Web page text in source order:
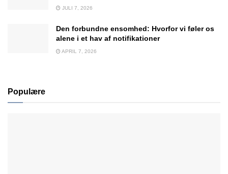
JULI 7, 2026
Den forbundne ensomhed: Hvorfor vi føler os
alene i et hav af notifikationer
APRIL 7, 2026
Populære